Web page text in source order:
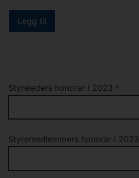
Styreleders honorar i 2023 *
Styremedlemmers honorar i 2023